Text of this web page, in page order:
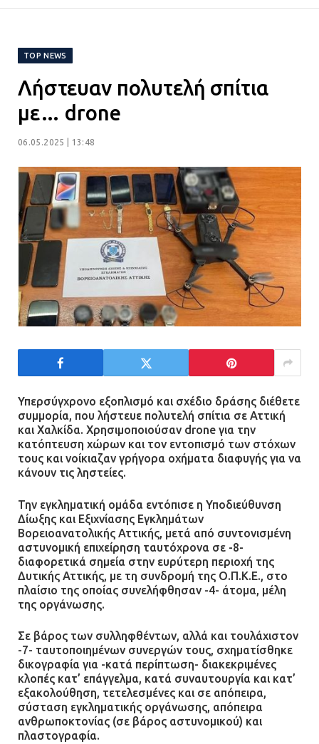
ΔΗΜΟΣ ΜΑΝΔΡΑΣ ΕΙΔΥΛΛΙΑΣ:
Αισχύλεια 2026: Το Φεστιβάλ της
Ελευσίνας επιστρέφει στον
Πώς έγινε η επίθεση στους δύο
ελληνοαμερικανούς στην Ακρόπολη
21.07.2026 | 13:44
«Φρένο» στα ηλεκτρικά πατίνια:
Τέλος η οδήγησή τους από
ανήλικους
συγκρούστηκε με φορτηγό – Ένας
τραυματίας και κυκλοφοριακό χάος
21.07.2026 | 13:12
Βριλήσσια: Αυτοκίνητο έσπασε
τζαμαρία και μπήκε μέσα σε μαγαζί
13.07.2026 | 21:32
Η Οινόη αποκτά μια νέα, σύγχρονη
και ασφαλή παιδική χαρά
Τηλεφωνικές απάτες με λεία
130.000 ευρώ στην Αττική
13.07.2026 | 20:44
TOP NEWS
Λήστευαν πολυτελή σπίτια
με… drone
06.05.2025 | 13:48
Υπερσύγχρονο εξοπλισμό και σχέδιο δράσης διέθετε
συμμορία, που λήστευε πολυτελή σπίτια σε Αττική
και Χαλκίδα. Χρησιμοποιούσαν drone για την
κατόπτευση χώρων και τον εντοπισμό των στόχων
τους και νοίκιαζαν γρήγορα οχήματα διαφυγής για να
κάνουν τις ληστείες.
Την εγκληματική ομάδα εντόπισε η Υποδιεύθυνση
Δίωξης και Εξιχνίασης Εγκλημάτων
Βορειοανατολικής Αττικής, μετά από συντονισμένη
αστυνομική επιχείρηση ταυτόχρονα σε -8-
διαφορετικά σημεία στην ευρύτερη περιοχή της
Δυτικής Αττικής, με τη συνδρομή της Ο.Π.Κ.Ε., στο
πλαίσιο της οποίας συνελήφθησαν -4- άτομα, μέλη
της οργάνωσης.
Σε βάρος των συλληφθέντων, αλλά και τουλάχιστον
-7- ταυτοποιημένων συνεργών τους, σχηματίσθηκε
δικογραφία για -κατά περίπτωση- διακεκριμένες
κλοπές κατ’ επάγγελμα, κατά συναυτουργία και κατ’
εξακολούθηση, τετελεσμένες και σε απόπειρα,
σύσταση εγκληματικής οργάνωσης, απόπειρα
ανθρωποκτονίας (σε βάρος αστυνομικού) και
πλαστογραφία.